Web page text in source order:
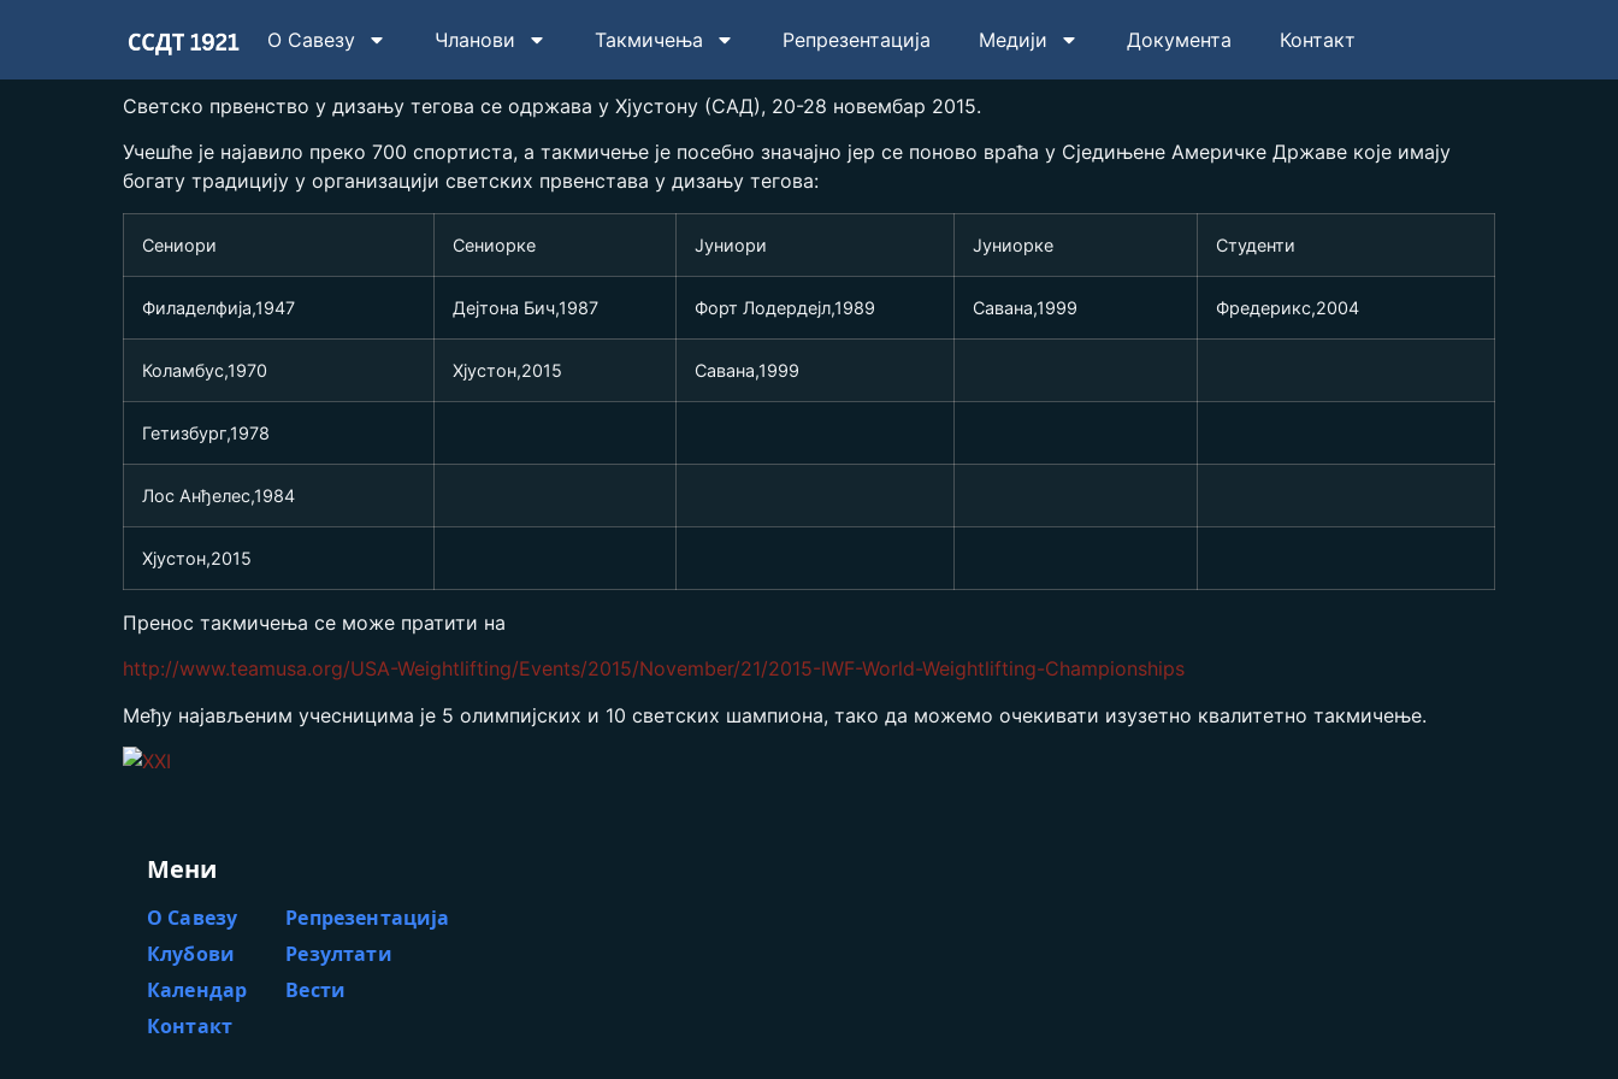
О Савезу Чланови Такмичења Репрезентација Медији Документа Контакт
Светско првенство у дизању тегова се одржава у Хјустону (САД), 20-28 новембар 2015.
Учешће је најавило преко 700 спортиста, а такмичење је посебно значајно јер се поново враћа у Сједињене Америчке Државе које имају
богату традицију у организацији светских првенстава у дизању тегова:
Сениори Сениорке Јуниори Јуниорке Студенти
Филаделфија,1947 Дејтона Бич,1987 Форт Лодердејл,1989 Савана,1999 Фредерикс,2004
Колaмбус,1970 Хјустон,2015 Савана,1999
Гетизбург,1978
Лос Анђелес,1984
Хјустон,2015
Пренос такмичења се може пратити на
http://www.teamusa.org/USA-Weightlifting/Events/2015/November/21/2015-IWF-World-Weightlifting-Championships
Међу најављеним учесницима је 5 олимпијских и 10 светских шампиона, тако да можемо очекивати изузетно квалитетно такмичење.
Мени
О Савезу
Репрезентација
Клубови
Резултати
Календар
Вести
Контакт